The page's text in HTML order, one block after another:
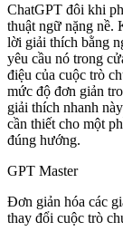
ChatGPT đôi khi
thuật ngữ nặng nề.
lời giải thích bằng
yêu cầu nó trong
điệu của cuộc trò
mức độ đơn giản
giải thích nhanh
cần thiết cho một
đúng hướng.
GPT Master
Đơn giản hóa các
thay đổi cuộc trò